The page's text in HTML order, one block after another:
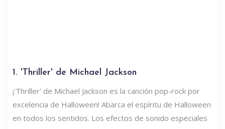
1. 'Thriller' de Michael Jackson
¡'Thriller' de Michael Jackson es la canción pop-rock por
excelencia de Halloween! Abarca el espíritu de Halloween
en todos los sentidos. Los efectos de sonido especiales